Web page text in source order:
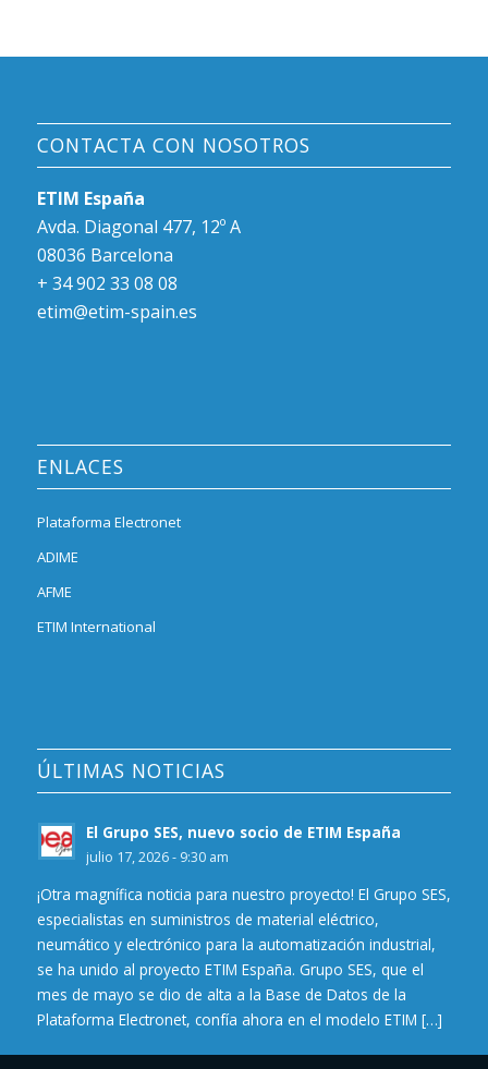
CONTACTA CON NOSOTROS
ETIM España
Avda. Diagonal 477, 12º A
08036 Barcelona
+ 34 902 33 08 08
etim@etim-spain.es
ENLACES
Plataforma Electronet
ADIME
AFME
ETIM International
ÚLTIMAS NOTICIAS
El Grupo SES, nuevo socio de ETIM España
julio 17, 2026 - 9:30 am
¡Otra magnífica noticia para nuestro proyecto! El Grupo SES,
especialistas en suministros de material eléctrico,
neumático y electrónico para la automatización industrial,
se ha unido al proyecto ETIM España. Grupo SES, que el
mes de mayo se dio de alta a la Base de Datos de la
Plataforma Electronet, confía ahora en el modelo ETIM […]